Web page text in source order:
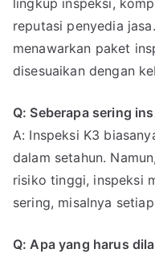
reputasi penyedia
menawarkan paket
disesuaikan dengan
Q: Seberapa sering
A: Inspeksi K3
dalam setahun.
risiko tinggi, inspeksi
sering, misalnya
Q: Apa yang harus